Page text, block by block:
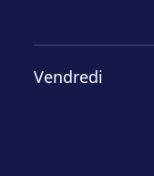
Vendredi